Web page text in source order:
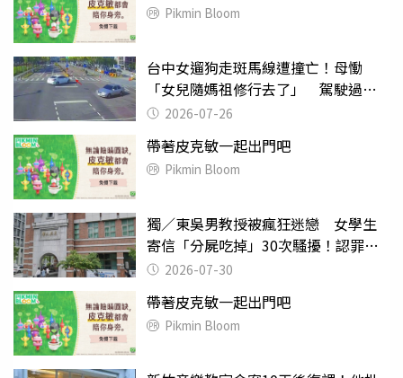
Pikmin Bloom
台中女遛狗走斑馬線遭撞亡！母慟
「女兒隨媽祖修行去了」 駕駛過失
致死判9月
2026-07-26
帶著皮克敏一起出門吧
Pikmin Bloom
獨／東吳男教授被瘋狂迷戀 女學生
寄信「分屍吃掉」30次騷擾！認罪免
關 2026-07-30
帶著皮克敏一起出門吧
Pikmin Bloom